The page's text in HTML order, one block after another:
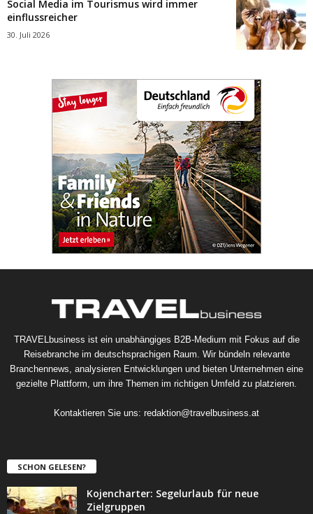
Social Media im Tourismus wird immer
einflussreicher
30. Juli 2026
TRAVELbusiness ist ein unabhängiges B2B-Medium mit Fokus auf die
Reisebranche im deutschsprachigen Raum. Wir bündeln relevante
Branchennews, analysieren Entwicklungen und bieten Unternehmen eine
gezielte Plattform, um ihre Themen im richtigen Umfeld zu platzieren.
Kontaktieren Sie uns: redaktion@travelbusiness.at
SCHON GELESEN?
Kojencharter: Segelurlaub für neue
Zielgruppen